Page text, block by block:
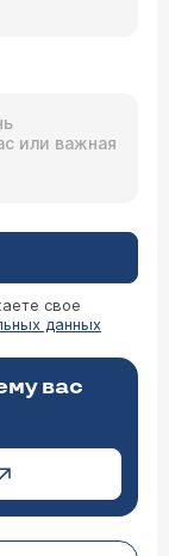
свое
данных
вас